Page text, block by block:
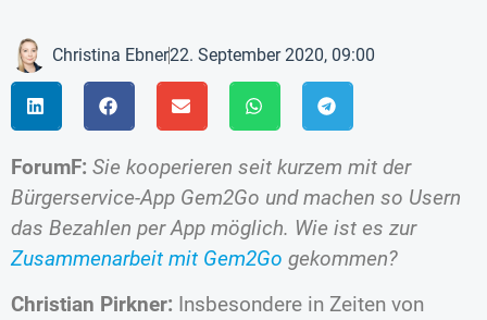
Christina Ebner22. September 2020, 09:00
ForumF: Sie kooperieren seit kurzem mit der
Bürgerservice-App Gem2Go und machen so Usern
das Bezahlen per App möglich. Wie ist es zur
Zusammenarbeit mit Gem2Go gekommen?
Christian Pirkner: Insbesondere in Zeiten von